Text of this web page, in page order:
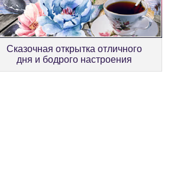
Сказочная открытка отличного
дня и бодрого настроения